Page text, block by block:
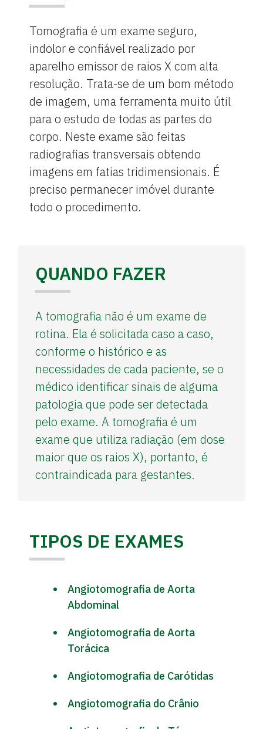
Tomografia é um exame seguro,
indolor e confiável realizado por
aparelho emissor de raios X com alta
resolução. Trata-se de um bom método
de imagem, uma ferramenta muito útil
para o estudo de todas as partes do
corpo. Neste exame são feitas
radiografias transversais obtendo
imagens em fatias tridimensionais. É
preciso permanecer imóvel durante
todo o procedimento.
QUANDO FAZER
A tomografia não é um exame de
rotina. Ela é solicitada caso a caso,
conforme o histórico e as
necessidades de cada paciente, se o
médico identificar sinais de alguma
patologia que pode ser detectada
pelo exame. A tomografia é um
exame que utiliza radiação (em dose
maior que os raios X), portanto, é
contraindicada para gestantes.
TIPOS DE EXAMES
Angiotomografia de Aorta
Abdominal
Angiotomografia de Aorta
Torácica
Angiotomografia de Carótidas
Angiotomografia do Crânio